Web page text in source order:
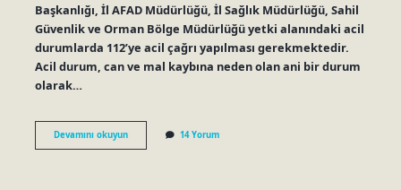
Başkanlığı, İl AFAD Müdürlüğü, İl Sağlık Müdürlüğü, Sahil
Güvenlik ve Orman Bölge Müdürlüğü yetki alanındaki acil
durumlarda 112’ye acil çağrı yapılması gerekmektedir.
Acil durum, can ve mal kaybına neden olan ani bir durum
olarak…
Devamını okuyunHangi
Durumlarda
14 Yorum